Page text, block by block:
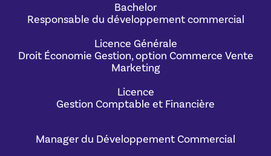
Bachelor
Responsable du développement commercial
Licence Générale
Droit Économie Gestion, option Commerce Vente
Marketing
Licence
Gestion Comptable et Financière
Manager du Développement Commercial